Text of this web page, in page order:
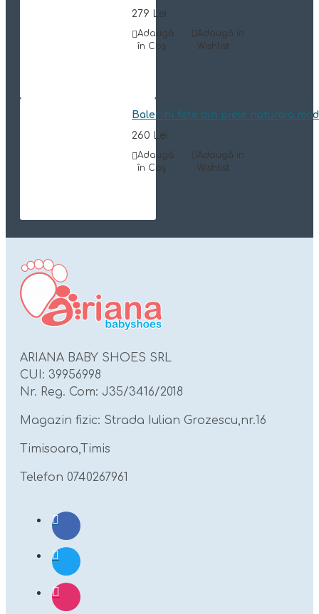
279 Lei
Adaugă
în Coş
Adaugă in
Wishlist
Balerini fete din piele naturala
260 Lei
Adaugă
în Coş
Adaugă in
Wishlist
ARIANA BABY SHOES SRL
CUI: 39956998
Nr. Reg. Com: J35/3416/2018
Magazin fizic: Strada Iulian Grozescu,nr.16
Timisoara,Timis
Telefon 0740267961